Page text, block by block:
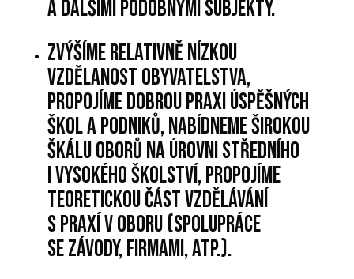
a dalšími podobnými subjekty.
Zvýšíme relativně nízkou
vzdělanost obyvatelstva,
propojíme dobrou praxi úspěšných
škol a podniků, nabídneme širokou
škálu oborů na úrovni středního
i vysokého školství, propojíme
teoretickou část vzdělávání
s praxí v oboru (spolupráce
se závody, firmami, atp.).